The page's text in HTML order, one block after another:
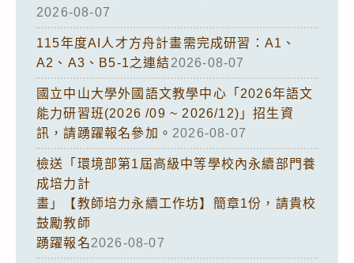
2026-08-07
115年度AI人才方舟計畫需完成研習：A1、
A2、A3、B5-1之連結2026-08-07
國立中山大學外國語文教學中心「2026年語文
能力研習班(2026 /09 ~ 2026/12)」招生資
訊，請踴躍報名參加。 2026-08-07
檢送「環境部第1屆高級中等學校內永續部門養
成培力計
畫」【教師培力永續工作坊】簡章1份，請貴校
鼓勵教師
踴躍報名2026-08-07